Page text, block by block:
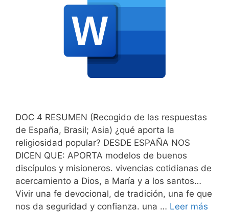
DOC 4 RESUMEN (Recogido de las respuestas
de España, Brasil; Asia) ¿qué aporta la
religiosidad popular? DESDE ESPAÑA NOS
DICEN QUE: APORTA modelos de buenos
discípulos y misioneros. vivencias cotidianas de
acercamiento a Dios, a María y a los santos…
Vivir una fe devocional, de tradición, una fe que
nos da seguridad y confianza. una … Leer más